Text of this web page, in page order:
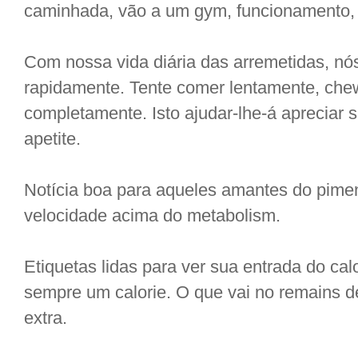
caminhada, vão a um gym,
Com nossa vida diária das arremetidas,
rapidamente. Tente comer lentamente,
completamente. Isto ajudar-lhe-á apreciar
apetite.
Notícia boa para aqueles amantes do
velocidade acima do metabolism.
Etiquetas lidas para ver sua entrada do
sempre um calorie. O que vai no remains
extra.